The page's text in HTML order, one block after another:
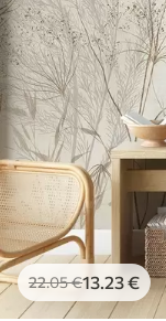
22.05€13 .23€